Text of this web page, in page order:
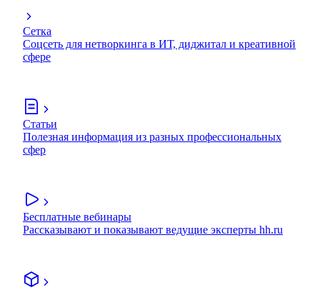
Сетка
Соцсеть для нетворкинга в ИТ, диджитал и креативной
сфере
Статьи
Полезная информация из разных профессиональных
сфер
Бесплатные вебинары
Рассказывают и показывают ведущие эксперты hh.ru